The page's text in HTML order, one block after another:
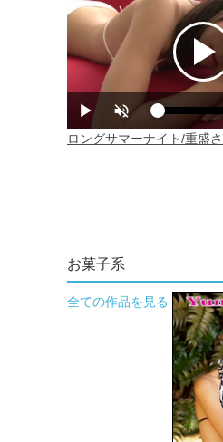
お菓子系
全ての作品を見る